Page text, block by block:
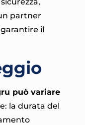
partner
il
può variare
la durata del